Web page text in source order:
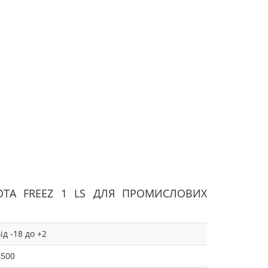
FREEZ 1 LS ДЛЯ ПРОМИСЛОВИХ
-18 до +2